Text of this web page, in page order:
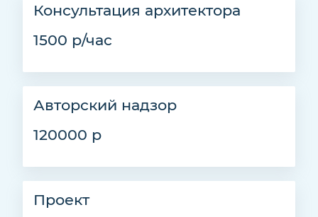
Консультация архитектора
1500 р/час
Авторский надзор
120000 р
Проект